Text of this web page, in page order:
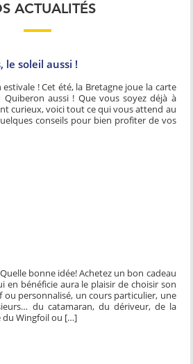
ACTUALITÉS
le soleil aussi !
estivale ! Cet été, la Bretagne joue la carte
Quiberon aussi ! Que vous soyez déjà à
curieux, voici tout ce qui vous attend au
conseils pour bien profiter de vos
bonne idée! Achetez un bon cadeau
en bénéficie aura le plaisir de choisir son
ou personnalisé, un cours particulier, une
du catamaran, du dériveur, de la
du Wingfoil ou […]